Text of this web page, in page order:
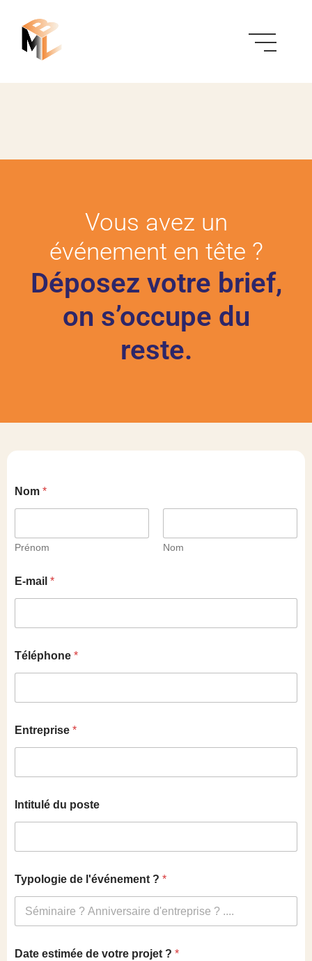
Vous avez un
événement en tête ?
Déposez votre brief,
on s’occupe du
reste.
Nom *
Prénom Nom
E-mail *
Téléphone *
Entreprise *
Intitulé du poste
Typologie de l'événement ? *
Date estimée de votre projet ? *